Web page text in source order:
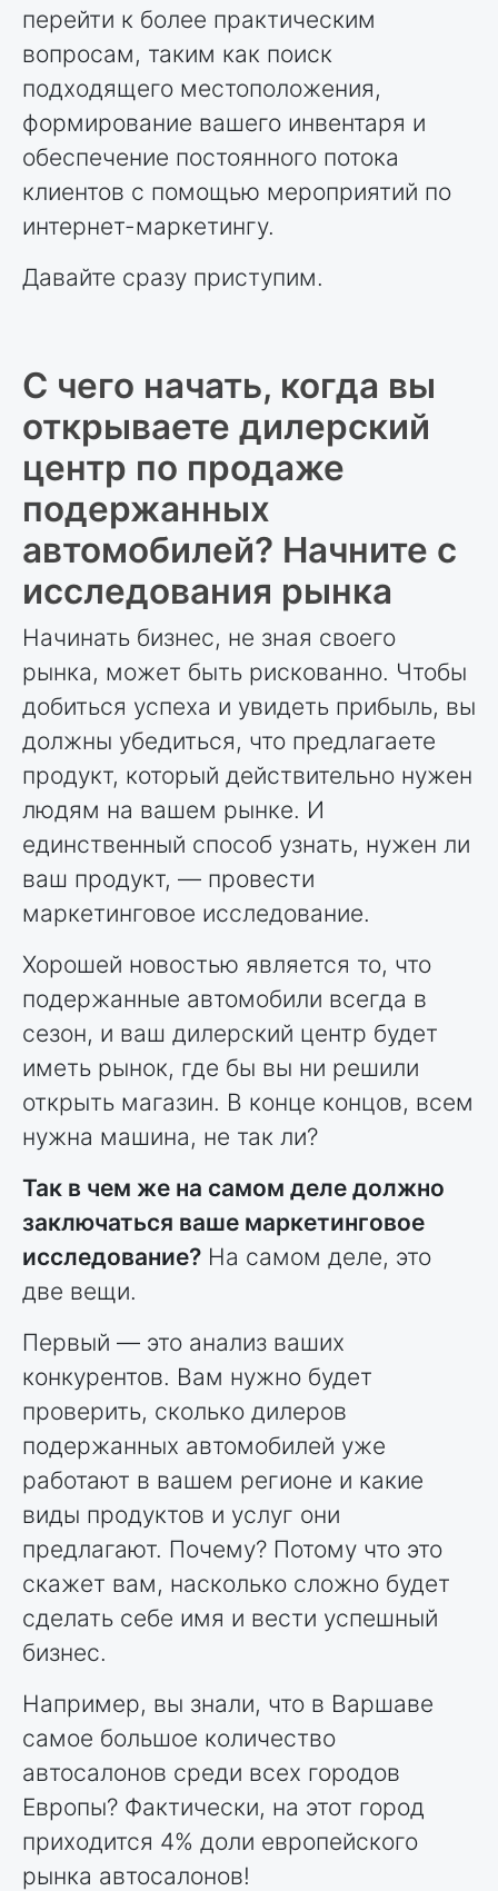
перейти к более практическим
вопросам, таким как поиск
подходящего местоположения,
формирование вашего инвентаря и
обеспечение постоянного потока
клиентов с помощью мероприятий по
интернет-маркетингу.
Давайте сразу приступим.
С чего начать, когда вы
открываете дилерский
центр по продаже
подержанных
автомобилей? Начните с
исследования рынка
Начинать бизнес, не зная своего
рынка, может быть рискованно. Чтобы
добиться успеха и увидеть прибыль, вы
должны убедиться, что предлагаете
продукт, который действительно нужен
людям на вашем рынке. И
единственный способ узнать, нужен ли
ваш продукт, — провести
маркетинговое исследование.
Хорошей новостью является то, что
подержанные автомобили всегда в
сезон, и ваш дилерский центр будет
иметь рынок, где бы вы ни решили
открыть магазин. В конце концов, всем
нужна машина, не так ли?
Так в чем же на самом деле должно
заключаться ваше маркетинговое
исследование? На самом деле, это
две вещи.
Первый — это анализ ваших
конкурентов. Вам нужно будет
проверить, сколько дилеров
подержанных автомобилей уже
работают в вашем регионе и какие
виды продуктов и услуг они
предлагают. Почему? Потому что это
скажет вам, насколько сложно будет
сделать себе имя и вести успешный
бизнес.
Например, вы знали, что в Варшаве
самое большое количество
автосалонов среди всех городов
Европы? Фактически, на этот город
приходится 4% доли европейского
рынка автосалонов!